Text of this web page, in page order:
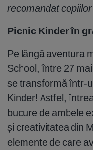
recomandat
Picnic Kinder în
Pe lângă aventura
School, între 27
se transformă într-
Kinder! Astfel,
bucure de ambele
și creativitatea din
elemente de care